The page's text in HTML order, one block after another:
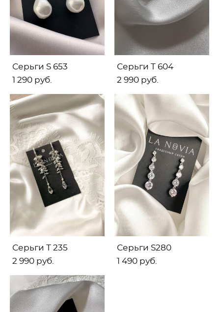
Серьги S 653
1 290 pуб.
Серьги T 604
2 990 pуб.
Серьги Т 235
2 990 pуб.
Серьги S280
1 490 pуб.